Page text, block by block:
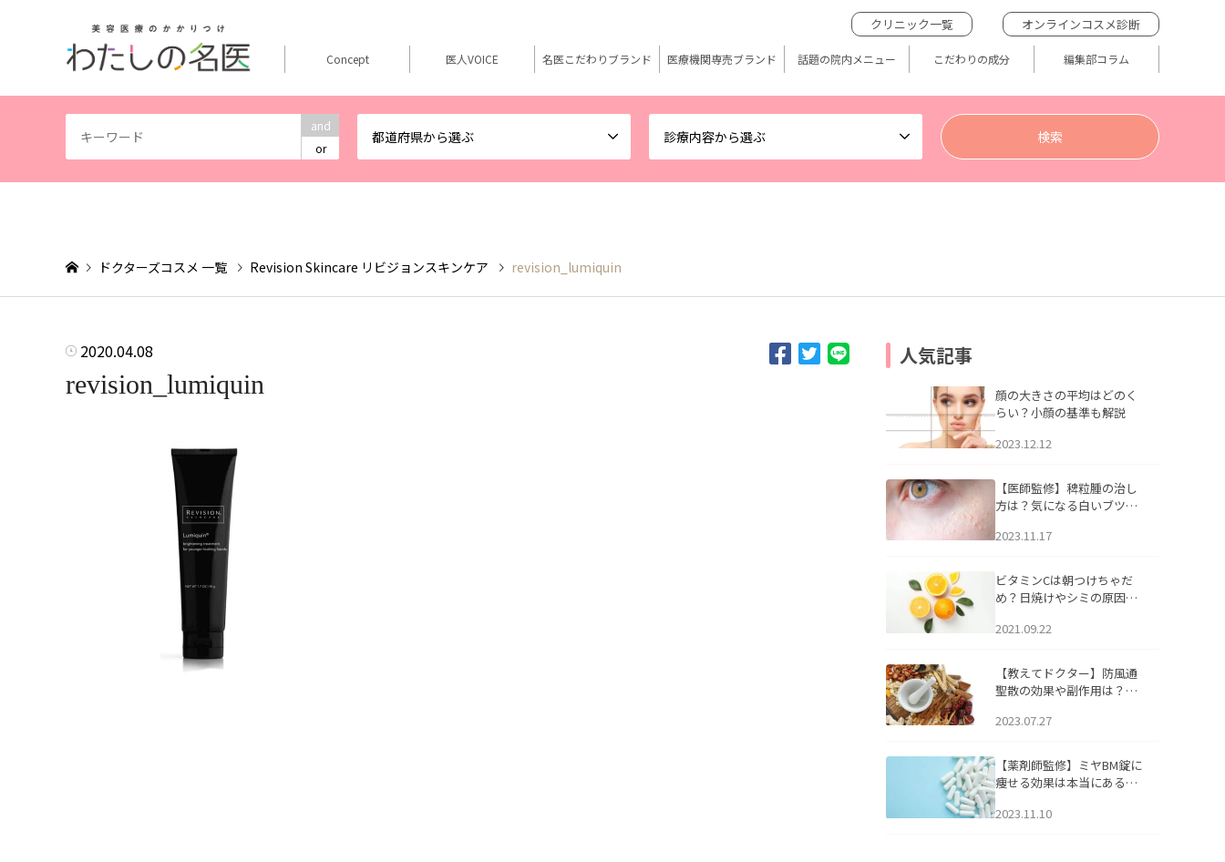
and
or
都道府県から選ぶ 診療内容から選ぶ
クリニック一覧 オンラインコスメ診断
Concept 医人VOICE 名医こだわりブランド 医療機関専売ブランド 話題の院内メニュー こだわりの成分 編集部コラム
ドクターズコスメ 一覧 Revision Skincare リビジョンスキンケア revision_lumiquin
2020.04.08
revision_lumiquin
人気記事
顔の大きさの平均はどのく
らい？小顔の基準も解説
2023.12.12
【医師監修】稗粒腫の治し
方は？気になる白いブツブ
アについて
2023.11.17
ビタミンCは朝つけちゃだ
め？日焼けやシミの原因に
2021.09.22
【教えてドクター】防風通
聖散の効果や副作用は？長
2023.07.27
【薬剤師監修】ミヤBM錠に
痩せる効果は本当にある
2023.11.10